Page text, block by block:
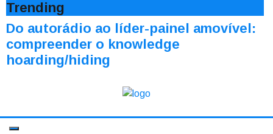
Trending
Do autorádio ao líder-painel amovível:
compreender o knowledge
hoarding/hiding